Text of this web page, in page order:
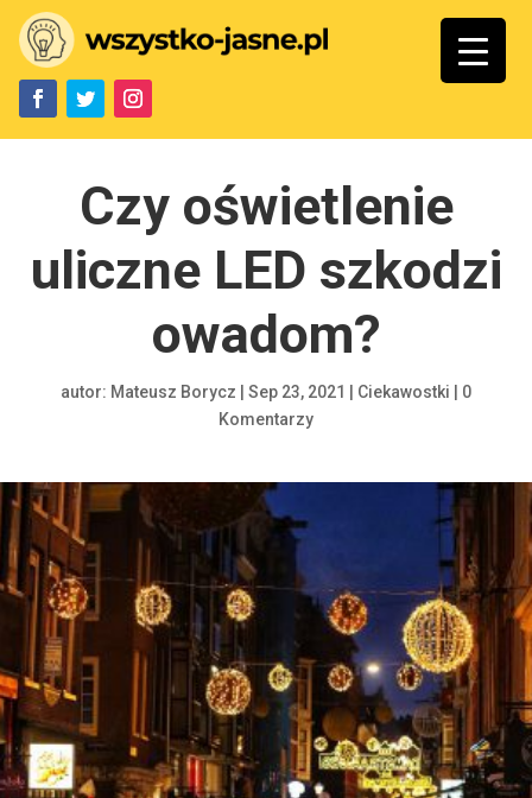
Czy oświetlenie
uliczne LED szkodzi
owadom?
autor: Mateusz Borycz | Sep 23, 2021 | Ciekawostki | 0
Komentarzy